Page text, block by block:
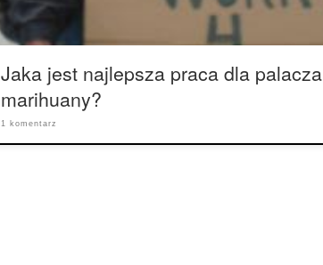
Jaka jest najlepsza praca dla palacza
marihuany?
1 komentarz